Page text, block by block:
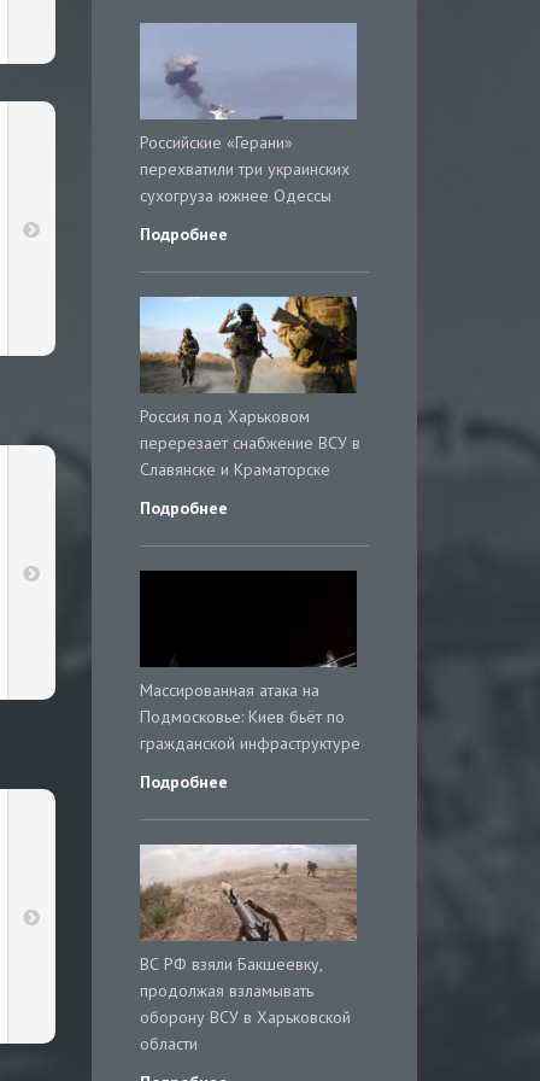
Российские «Герани»
перехватили три украинских
сухогруза южнее Одессы
Подробнее
Россия под Харьковом
перерезает снабжение ВСУ в
Славянске и Краматорске
Подробнее
Массированная атака на
Подмосковье: Киев бьёт по
гражданской инфраструктуре
Подробнее
ВС РФ взяли Бакшеевку,
продолжая взламывать
оборону ВСУ в Харьковской
области